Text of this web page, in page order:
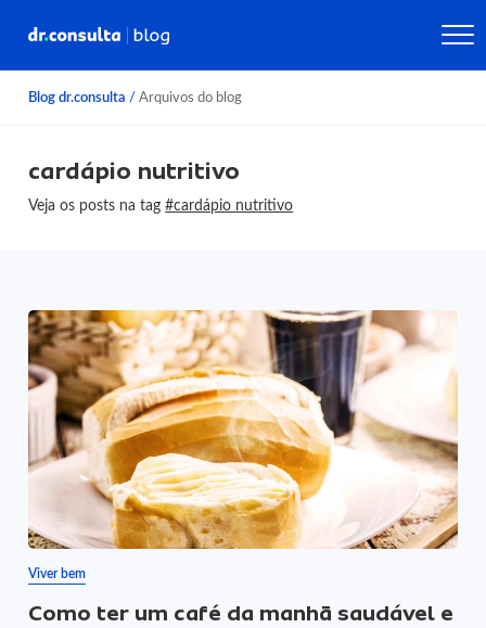
Blog dr.consulta / Arquivos do blog
cardápio nutritivo
Veja os posts na tag#cardápio nutritivo
Viver bem
Como ter um café da manhã saudável e